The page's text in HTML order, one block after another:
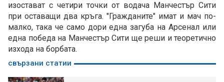
изостават с четири точки от водача Манчестър Сити
при оставащи два кръга. "Гражданите" имат и мач по-
малко, така че само дори една загуба на Арсенал или
една победа на Манчестър Сити ще реши и теоретично
изхода на борбата.
свързани статии